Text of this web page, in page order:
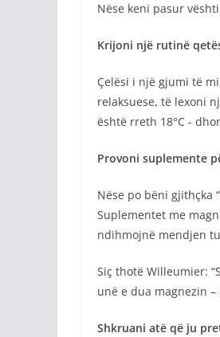
Nëse keni pasur
Krijoni një rutinë
Çelësi i një gjumi të
relaksuese, të lexoni
është rreth 18°C ​​-
Provoni suplemente
Nëse po bëni gjithçka
Suplementet me
ndihmojnë mendjen
Siç thotë Willeumier:
unë e dua magnezin
Shkruani atë që ju